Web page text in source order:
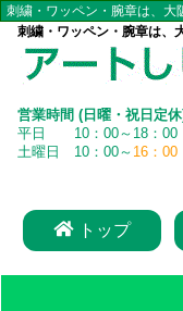
刺繍・ワッペン・腕章は、大
刺繍・ワッペン・腕章は、
営業時間 (日曜・祝日定
平日 10：00～18：00
土曜日 10：00～ 16：00
トップ